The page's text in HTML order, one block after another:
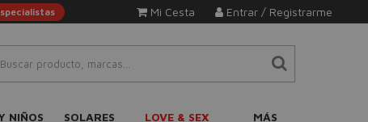
Entrar / Registrarme
Mi Cesta
NIÑOS SOLARES LOVE & SEX MÁS